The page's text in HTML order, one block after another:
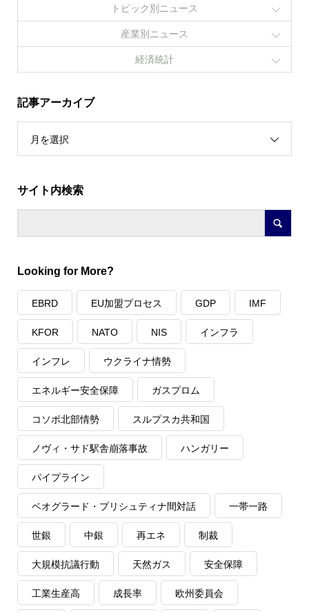
トピック別ニュース
産業別ニュース
経済統計
記事アーカイブ
月を選択
サイト内検索
Looking for More?
EBRD EU加盟プロセス GDP IMF
KFOR NATO NIS インフラ
インフレ ウクライナ情勢
エネルギー安全保障 ガスプロム
コソボ北部情勢 スルプスカ共和国
ノヴィ・サド駅舎崩落事故 ハンガリー
パイプライン
ベオグラード・プリシュティナ間対話 一帯一路
世銀 中銀 再エネ 制裁
大規模抗議行動 天然ガス 安全保障
工業生産高 成長率 欧州委員会